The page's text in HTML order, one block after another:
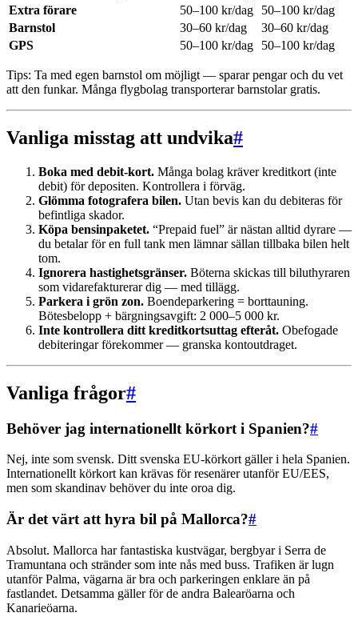
Extra förare
50–100 kr/dag
50–100 kr/dag
Barnstol
30–60 kr/dag
30–60 kr/dag
GPS
50–100 kr/dag 50–100 kr/dag
Tips: Ta med egen barnstol om möjligt — sparar pengar och du vet
att den funkar. Många flygbolag transporterar barnstolar gratis.
Vanliga misstag att undvika#
Boka med debit-kort. Många bolag kräver kreditkort (inte
debit) för depositen. Kontrollera i förväg.
Glömma fotografera bilen. Utan bevis kan du debiteras för
befintliga skador.
Köpa bensinpaketet. “Prepaid fuel” är nästan alltid dyrare —
du betalar för en full tank men lämnar sällan tillbaka bilen helt
tom.
Ignorera hastighetsgränser. Böterna skickas till biluthyraren
som vidarefakturerar dig — med tillägg.
Parkera i grön zon. Boendeparkering = borttauning.
Bötesbelopp + bärgningsavgift: 2 000–5 000 kr.
Inte kontrollera ditt kreditkortsuttag efteråt. Obefogade
debiteringar förekommer — granska kontoutdraget.
Vanliga frågor#
Behöver jag internationellt körkort i Spanien?#
Nej, inte som svensk. Ditt svenska EU-körkort gäller i hela Spanien.
Internationellt körkort kan krävas för resenärer utanför EU/EES,
men som skandinav behöver du inte oroa dig.
Är det värt att hyra bil på Mallorca?#
Absolut. Mallorca har fantastiska kustvägar, bergbyar i Serra de
Tramuntana och stränder som inte nås med buss. Trafiken är lugn
utanför Palma, vägarna är bra och parkeringen enklare än på
fastlandet. Detsamma gäller för de andra Balearöarna och
Kanarieöarna.